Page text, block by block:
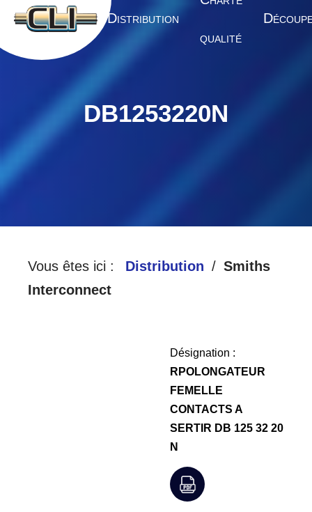
A CCUEIL DISTRIBUTION
QUALITÉ
D
DB1253220N
Vous êtes ici : Distribution
Smiths
Interconnect
Désignation :
RPOLONGATEUR
FEMELLE
CONTACTS A
SERTIR DB 125 32 20
N